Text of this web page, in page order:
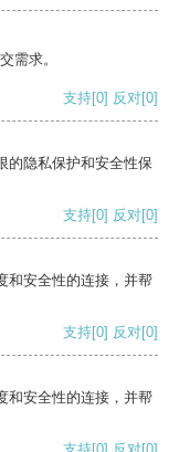
需求。
支持[0] 反对[0]
的隐私保护和安全性保
支持[0] 反对[0]
和安全性的连接，并帮
支持[0] 反对[0]
和安全性的连接，并帮